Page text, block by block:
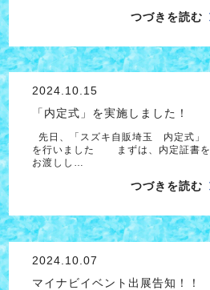
つづきを読む
2024.10.15
「内定式」を実施しました！
先日、「スズキ自販埼玉 内定式」
を行いました まずは、内定証書を
お渡しし…
つづきを読む
2024.10.07
マイナビイベント出展告知！！